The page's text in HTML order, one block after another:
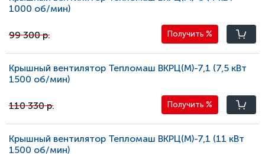
1000 oб/мин)
99 300 р. Получить %
Крышный вентилятор Тепломаш ВКРЦ(М)-7,1 (7,5 кВт
1500 oб/мин)
110 330 р. Получить %
Крышный вентилятор Тепломаш ВКРЦ(М)-7,1 (11 кВт
1500 oб/мин)